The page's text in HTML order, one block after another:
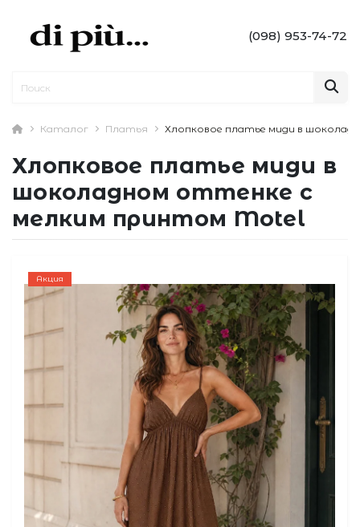
(098) 953-74-72
Каталог Платья Хлопковое платье миди в
Хлопковое платье миди в
шоколадном оттенке с
мелким принтом Motel
Акция